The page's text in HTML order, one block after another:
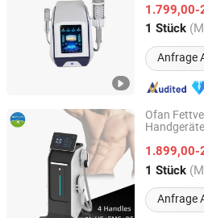
1.799,00-
1 Stück
Anfrage
Guangdong, China
Ofan
1.899,00-
1 Stück
Anfrage
Ofan Intelligent Technology
Guangdong, China